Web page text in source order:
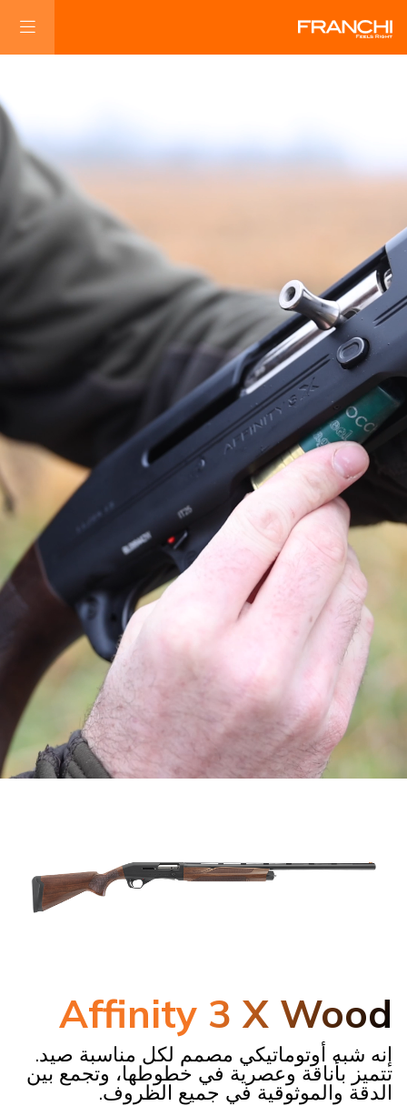
Affinity 3 X Wood
إنه شبه أوتوماتيكي مصمم لكل مناسبة صيد.
تتميز بأناقة وعصرية في خطوطها، وتجمع بين
الدقة والموثوقية في جميع الظروف.